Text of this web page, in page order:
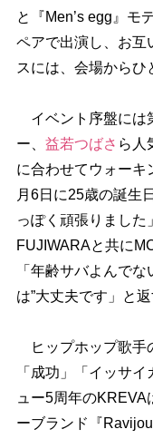
と『Men’s egg』モ
ペアで出演し、お互
スには、会場からひ
イベント序盤には
ー、 益若つばさ ら人
に合わせてウォーキ
月6日に25歳の誕生
っぽく頑張りました
FUJIWARAと共に
「年齢サバよんで
は”大丈夫です」と返
ヒップホップ歌手
「成功」「イッサ
ュー5周年のKREVA
ーブランド『